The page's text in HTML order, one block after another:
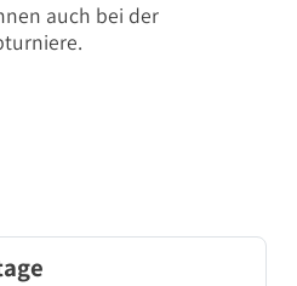
auch bei der